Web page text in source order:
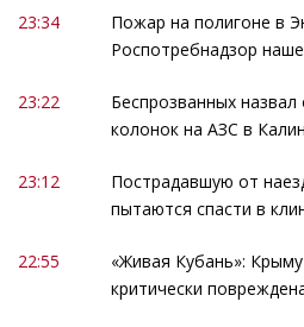
23:34
Пожар на полигоне в
Роспотребнадзор
23:22
Беспрозванных
колонок на АЗС в
23:12
Пострадавшую от
пытаются спасти в
22:55
«Живая Кубань»:
критически